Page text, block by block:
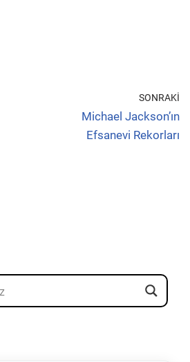
SONRAKI
Michael Jackson’ın
Efsanevi Rekorları